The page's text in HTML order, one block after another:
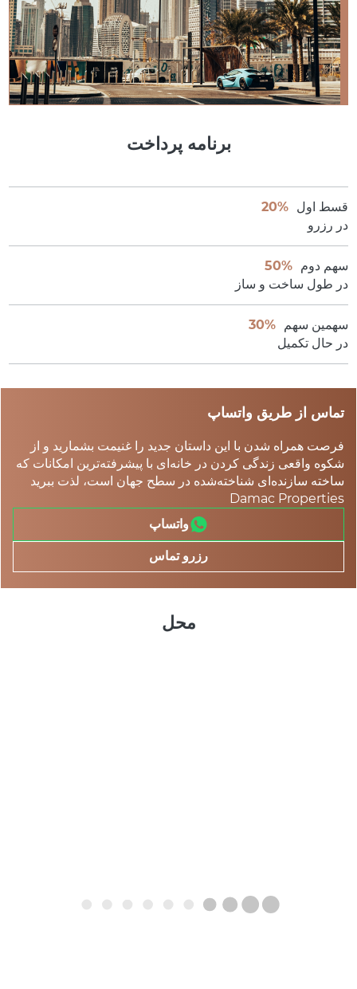
برنامه پرداخت
قسط اول 20%
در رزرو
سهم دوم 50%
در طول ساخت و ساز
سهمین سهم
30%
در حال تکمیل
تماس از طریق واتساپ
فرصت همراه شدن با این داستان جدید را غنیمت بشمارید و از
شکوه واقعی زندگی کردن در خانه‌ای با پیشرفته‌ترین امکانات که
ساخته سازنده‌ای شناخته‌شده در سطح جهان است، لذت ببرید
Damac Properties
واتساپ
رزرو تماس
محل